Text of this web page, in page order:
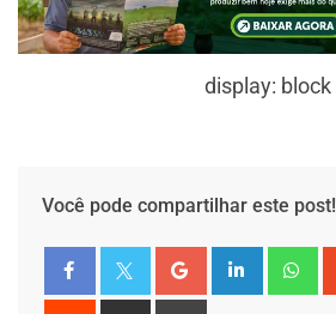
display: block
Você pode compartilhar este post!